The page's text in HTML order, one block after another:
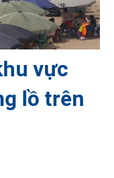
vực
lồ trên